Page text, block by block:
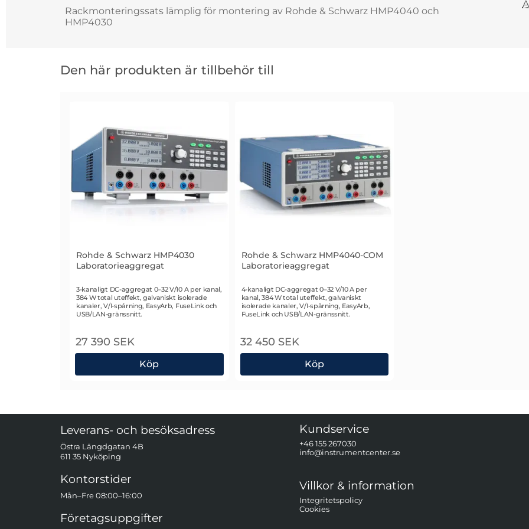
Rackmonteringssats lämplig för montering av Rohde & Schwarz HMP4040 och
HMP4030
Den här produkten är tillbehör till
Rohde & Schwarz HMP4030
Laboratorieaggregat
Art. nr 1302
3-kanaligt DC-aggregat 0–32 V/10 A per kanal,
384 W total uteffekt, galvaniskt isolerade
kanaler, V/I-spårning, EasyArb, FuseLink och
USB/LAN-gränssnitt.
27 390 SEK
Köp
Rohde & Schwarz HMP4030 Laboratorieaggregat
Rohde & Schwarz HMP4040-COM
Laboratorieaggregat
Art. nr 1301
4-kanaligt DC-aggregat 0–32 V/10 A per
kanal, 384 W total uteffekt, galvaniskt
isolerade kanaler, V/I-spårning, EasyArb,
FuseLink och USB/LAN-gränssnitt.
32 450 SEK
Köp
Rohde & Schwarz HMP4040-COM Laboratorieaggregat
Sidfot Blandad info och länkar
Leverans- och besöksadress
Östra Längdgatan 4B
611 35 Nyköping
Kontorstider
Mån–Fre 08:00–16:00
Företagsuppgifter
Kundservice
+46 155 267030
info@instrumentcenter.se
Villkor & information
Integritetspolicy
Cookies